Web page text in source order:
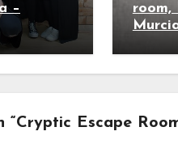
–
room,
“Cryptic Escape